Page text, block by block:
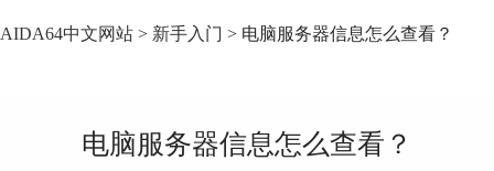
AIDA64中文网站 > 新手入门 > 电脑服务器信息怎么查看？
电脑服务器信息怎么查看？